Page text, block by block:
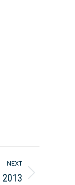
NEXT
2013